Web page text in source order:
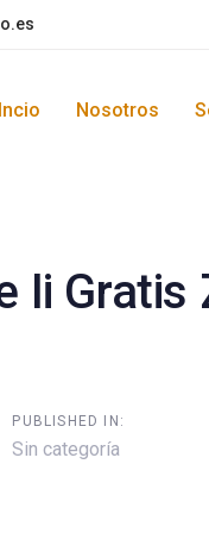
Incio Nosotros
Ii Gratis
PUBLISHED IN:
Sin categoría